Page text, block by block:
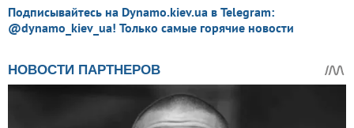
Подписывайтесь на Dynamo.kiev.ua в Telegram:
@dynamo_kiev_ua! Только самые горячие новости